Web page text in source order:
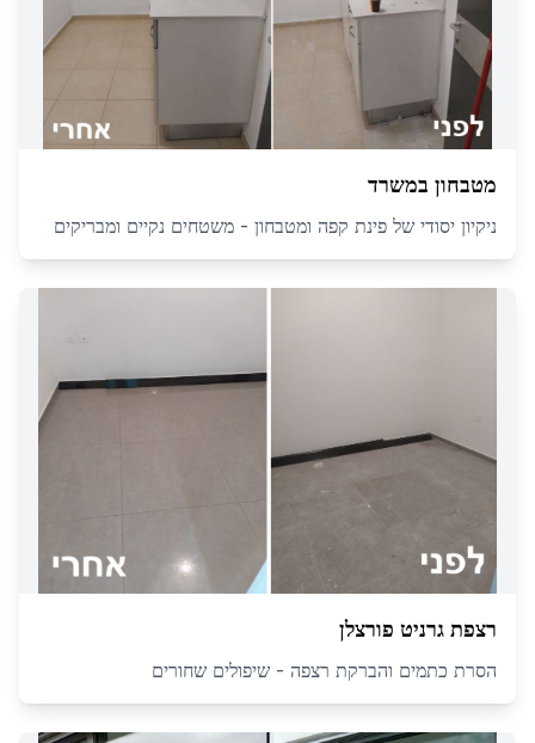
מטבחון במשרד
ניקיון יסודי של פינת קפה ומטבחון - משטחים נקיים ומבריקים
רצפת גרניט פורצלן
הסרת כתמים והברקת רצפה - שיפולים שחורים